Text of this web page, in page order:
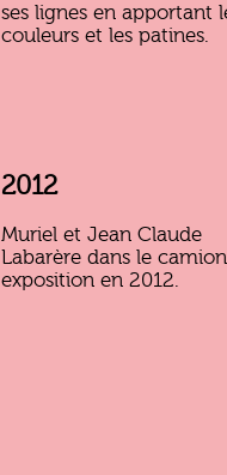
ses lignes en apportant
couleurs et les patines.
2012
Muriel et Jean Claude
Labarère dans le camion
exposition en 2012.